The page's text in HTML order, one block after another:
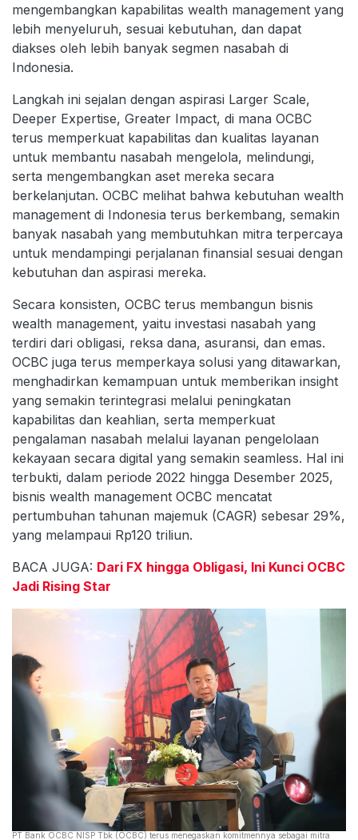
mengembangkan kapabilitas wealth management yang
lebih menyeluruh, sesuai kebutuhan, dan dapat
diakses oleh lebih banyak segmen nasabah di
Indonesia.
Langkah ini sejalan dengan aspirasi Larger Scale,
Deeper Expertise, Greater Impact, di mana OCBC
terus memperkuat kapabilitas dan kualitas layanan
untuk membantu nasabah mengelola, melindungi,
serta mengembangkan aset mereka secara
berkelanjutan. OCBC melihat bahwa kebutuhan wealth
management di Indonesia terus berkembang, semakin
banyak nasabah yang membutuhkan mitra terpercaya
untuk mendampingi perjalanan finansial sesuai dengan
kebutuhan dan aspirasi mereka.
Secara konsisten, OCBC terus membangun bisnis
wealth management, yaitu investasi nasabah yang
terdiri dari obligasi, reksa dana, asuransi, dan emas.
OCBC juga terus memperkaya solusi yang ditawarkan,
menghadirkan kemampuan untuk memberikan insight
yang semakin terintegrasi melalui peningkatan
kapabilitas dan keahlian, serta memperkuat
pengalaman nasabah melalui layanan pengelolaan
kekayaan secara digital yang semakin seamless. Hal ini
terbukti, dalam periode 2022 hingga Desember 2025,
bisnis wealth management OCBC mencatat
pertumbuhan tahunan majemuk (CAGR) sebesar 29%,
yang melampaui Rp120 triliun.
BACA JUGA: Dari FX hingga Obligasi, Ini Kunci OCBC
Jadi Rising Star
PT Bank OCBC NISP Tbk (OCBC) terus menegaskan komitmennya sebagai mitra